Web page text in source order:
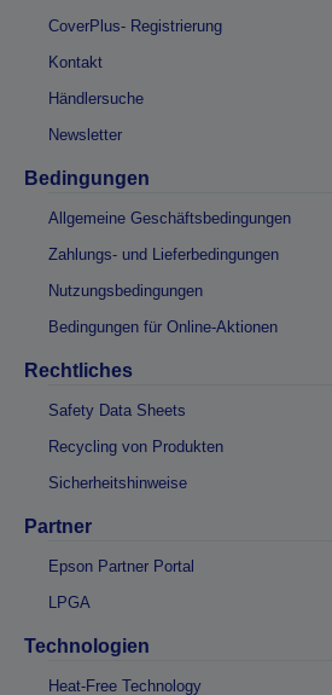
CoverPlus- Registrierung
Kontakt
Händlersuche
Newsletter
Bedingungen
Allgemeine Geschäftsbedingungen
Zahlungs- und Lieferbedingungen
Nutzungsbedingungen
Bedingungen für Online-Aktionen
Rechtliches
Safety Data Sheets
Recycling von Produkten
Sicherheitshinweise
Partner
Epson Partner Portal
LPGA
Technologien
Heat-Free Technology